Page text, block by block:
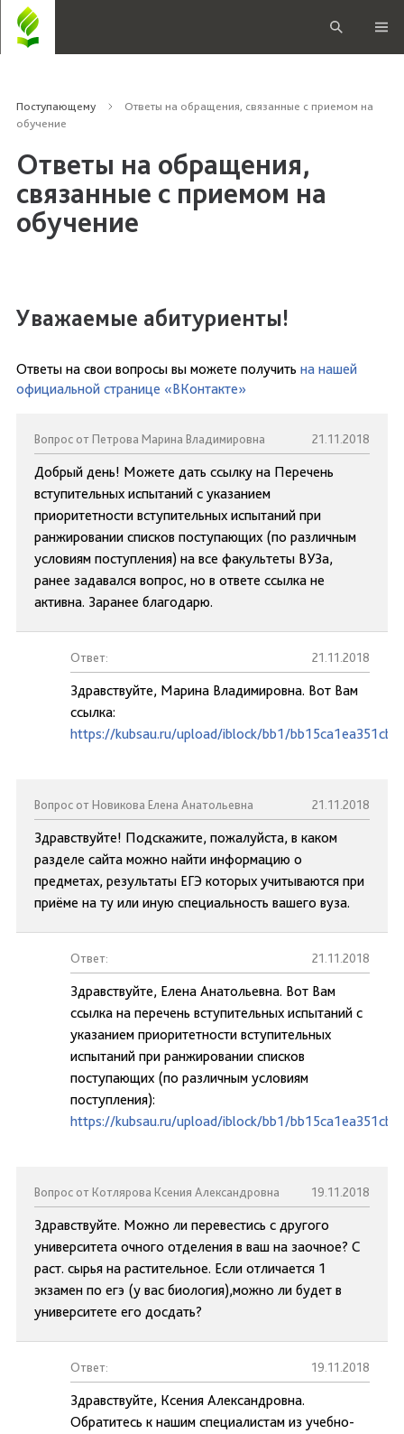
Поступающему
Ответы на обращения, связанные с приемом на
обучение
Ответы на обращения,
связанные с приемом на
обучение
Уважаемые абитуриенты!
Ответы на свои вопросы вы можете получить на нашей
официальной странице «ВКонтакте»
Вопрос от Петрова Марина Владимировна 21.11.2018
Добрый день! Можете дать ссылку на Перечень
вступительных испытаний с указанием
приоритетности вступительных испытаний при
ранжировании списков поступающих (по различным
условиям поступления) на все факультеты ВУЗа,
ранее задавался вопрос, но в ответе ссылка не
активна. Заранее благодарю.
Ответ: 21.11.2018
Здравствуйте, Марина Владимировна. Вот Вам
ссылка:
https://kubsau.ru/upload/iblock/bb1/
Вопрос от Новикова Елена Анатольевна 21.11.2018
Здравствуйте! Подскажите, пожалуйста, в каком
разделе сайта можно найти информацию о
предметах, результаты ЕГЭ которых учитываются при
приёме на ту или иную специальность вашего вуза.
Ответ: 21.11.2018
Здравствуйте, Елена Анатольевна. Вот Вам
ссылка на перечень вступительных испытаний с
указанием приоритетности вступительных
испытаний при ранжировании списков
поступающих (по различным условиям
поступления):
https://kubsau.ru/upload/iblock/bb1/
Вопрос от Котлярова Ксения Александровна 19.11.2018
Здравствуйте. Можно ли перевестись с другого
университета очного отделения в ваш на заочное? С
раст. сырья на растительное. Если отличается 1
экзамен по егэ (у вас биология),можно ли будет в
университете его досдать?
Ответ: 19.11.2018
Здравствуйте, Ксения Александровна.
Обратитесь к нашим специалистам из учебно-